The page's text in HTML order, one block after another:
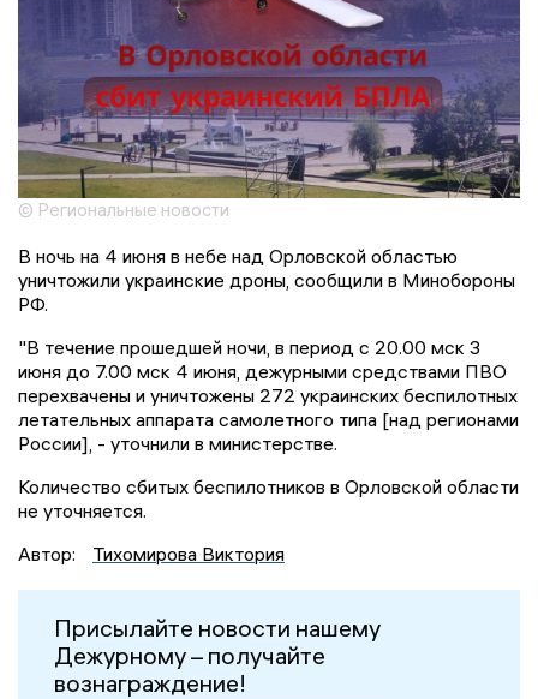
© Региональные новости
В ночь на 4 июня в небе над Орловской областью
уничтожили украинские дроны, сообщили в Минобороны
РФ.
"В течение прошедшей ночи, в период с 20.00 мск 3
июня до 7.00 мск 4 июня, дежурными средствами ПВО
перехвачены и уничтожены 272 украинских беспилотных
летательных аппарата самолетного типа [над регионами
России], - уточнили в министерстве.
Количество сбитых беспилотников в Орловской области
не уточняется.
Автор:
Тихомирова Виктория
Присылайте новости нашему
Дежурному – получайте
вознаграждение!